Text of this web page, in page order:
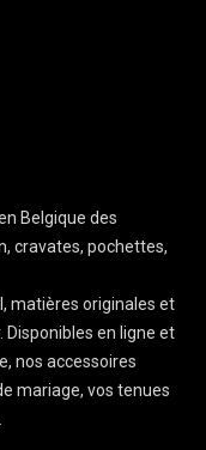
Belgique des
cravates, pochettes,
matières originales et
en ligne et
nos accessoires
mariage, vos tenues